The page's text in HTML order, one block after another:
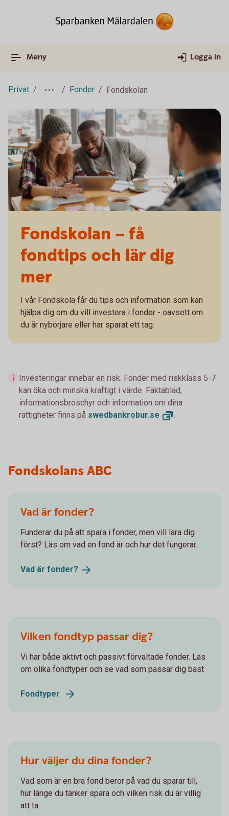
Meny Logga in
Privat Fonder Fondskolan
Fondskolan – få
fondtips och lär dig
mer
I vår Fondskola får du tips och information som kan
hjälpa dig om du vill investera i fonder - oavsett om
du är nybörjare eller har sparat ett tag.
Investeringar innebär en risk. Fonder med riskklass 5-7
kan öka och minska kraftigt i värde. Faktablad,
informationsbroschyr och information om dina
rättigheter finns på swedbankrobur.se .
Fondskolans ABC
Vad är fonder?
Funderar du på att spara i fonder, men vill lära dig
först? Läs om vad en fond är och hur det fungerar.
Vad är fonder?
Vilken fondtyp passar dig?
Vi har både aktivt och passivt förvaltade fonder. Läs
om olika fondtyper och se vad som passar dig bäst
Fondtyper
Hur väljer du dina fonder?
Vad som är en bra fond beror på vad du sparar till,
hur länge du tänker spara och vilken risk du är villig
att ta.